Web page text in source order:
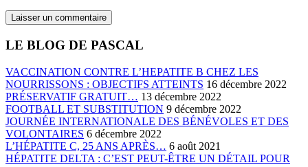
LE BLOG DE PASCAL
VACCINATION CONTRE L’HEPATITE B CHEZ LES
NOURRISSONS : OBJECTIFS ATTEINTS 16 décembre 2022
PRÉSERVATIF GRATUIT… 13 décembre 2022
FOOTBALL ET SUBSTITUTION 9 décembre 2022
JOURNÉE INTERNATIONALE DES BÉNÉVOLES ET DES
VOLONTAIRES 6 décembre 2022
L’HÉPATITE C, 25 ANS APRÈS… 6 août 2021
HÉPATITE DELTA : C’EST PEUT-ÊTRE UN DÉTAIL POUR